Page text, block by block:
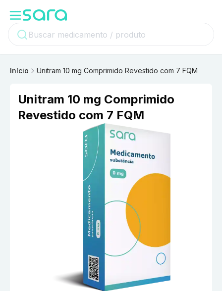
Início Unitram 10 mg Comprimido Revestido com 7 FQM
Unitram 10 mg Comprimido
Revestido com 7 FQM